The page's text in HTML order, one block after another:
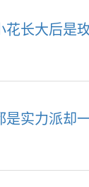
花长大后是
是实力派却